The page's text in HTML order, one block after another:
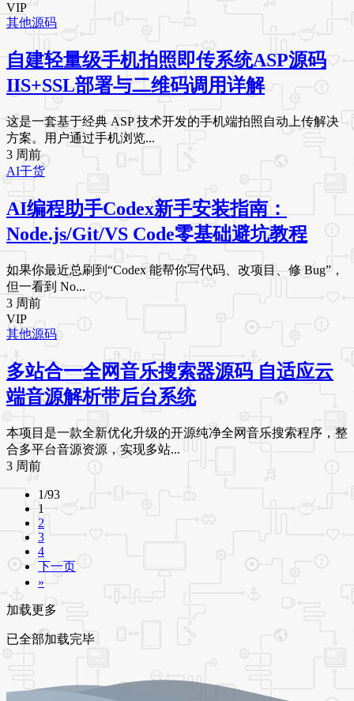
VIP
其他源码
自建轻量级手机拍照即传系统ASP源码
IIS+SSL部署与二维码调用详解
这是一套基于经典 ASP 技术开发的手机端拍照自动上传解决
方案。用户通过手机浏览...
3 周前
AI干货
AI编程助手Codex新手安装指南：
Node.js/Git/VS Code零基础避坑教程
如果你最近总刷到“Codex 能帮你写代码、改项目、修 Bug”，
但一看到 No...
3 周前
VIP
其他源码
多站合一全网音乐搜索器源码 自适应云
端音源解析带后台系统
本项目是一款全新优化升级的开源纯净全网音乐搜索程序，整
合多平台音源资源，实现多站...
3 周前
1/93
1
2
3
4
下一页
»
加载更多
已全部加载完毕